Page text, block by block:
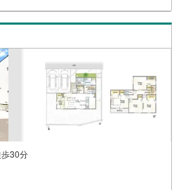
見るだけ』『ローン相談だけ』でも
スを最優先し、無理な営業は一切行
イフスタイルに合わせた快適な住ま
します。まずはお気軽にお問い合わ
30分